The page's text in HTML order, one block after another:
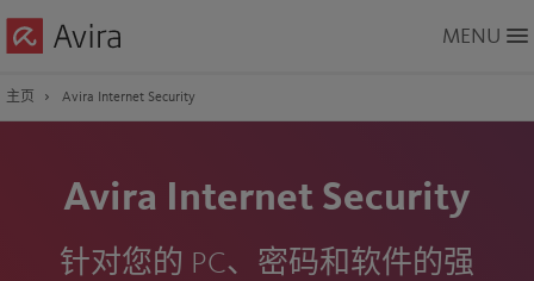
to
Content
MENU
主页 Avira Internet Security
Avira Internet Security
针对您的 PC、密码和软件的强